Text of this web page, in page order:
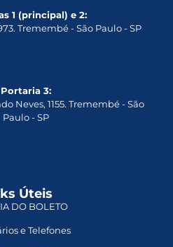
1 (principal) e 2:
Tremembé - São Paulo - SP
Portaria 3:
Neves, 1155. Tremembé - São
Paulo - SP
Úteis
DO BOLETO
e Telefones